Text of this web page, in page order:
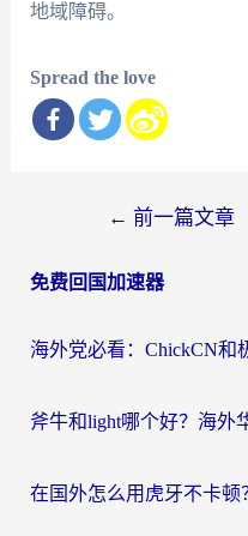
地域障碍。
Spread the love
导
← 前一篇文章
免费回国加速器